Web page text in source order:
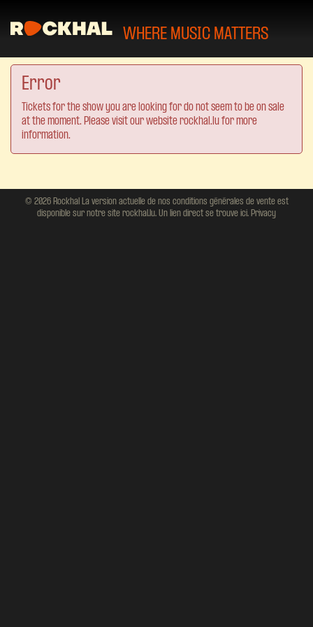
WHERE MUSIC MATTERS
Error
Tickets for the show you are looking for do not seem to be on sale
at the moment. Please visit our website rockhal.lu for more
information.
© 2026 Rockhal La version actuelle de nos conditions générales de vente est
disponible sur notre site rockhal.lu. Un lien direct se trouve ici. Privacy